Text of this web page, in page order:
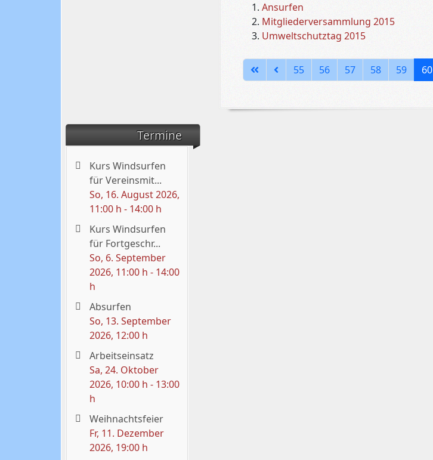
Termine
Kurs Windsurfen
für Vereinsmit...
So, 16. August 2026,
11:00 h - 14:00 h
Kurs Windsurfen
für Fortgeschr...
So, 6. September
2026, 11:00 h - 14:00
h
Absurfen
So, 13. September
2026, 12:00 h
Arbeitseinsatz
Sa, 24. Oktober
2026, 10:00 h - 13:00
h
Weihnachtsfeier
Fr, 11. Dezember
2026, 19:00 h
Ansurfen
Mitgliederversammlung 2015
Umweltschutztag 2015
55 56 57 58 59 60